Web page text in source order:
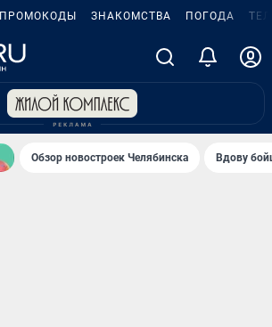
ПРОМОКОДЫ ЗНАКОМСТВА ПОГОДА
Обзор новостроек Челябинска Вдову